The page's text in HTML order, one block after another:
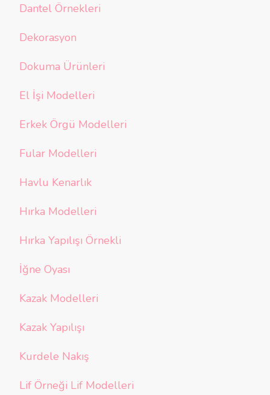
Dantel Örnekleri
Dekorasyon
Dokuma Ürünleri
El İşi Modelleri
Erkek Örgü Modelleri
Fular Modelleri
Havlu Kenarlık
Hırka Modelleri
Hırka Yapılışı Örnekli
İğne Oyası
Kazak Modelleri
Kazak Yapılışı
Kurdele Nakış
Lif Örneği Lif Modelleri